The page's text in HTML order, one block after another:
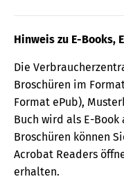
Hinweis zu E-Books,
Die
Broschüren im
Format ePub),
Buch wird als E-Book
Broschüren können
Acrobat Readers
erhalten.